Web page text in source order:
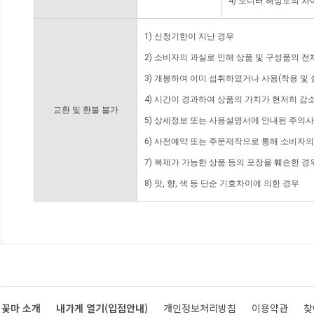
교환 및 환불 불가
1) 신청기한이 지난 경우
2) 소비자의 과실로 인해 상품 및 구성품의
3) 개봉하여 이미 섭취하였거나 사용(착용 및
4) 시간이 경과하여 상품의 가치가 현저히 감
5) 상세정보 또는 사용설명서에 안내된 주의
6) 사전예약 또는 주문제작으로 통해 소비자
7) 복제가 가능한 상품 등의 포장을 훼손한 경
8) 맛, 향, 색 등 단순 기호차이에 의한 경우
꽃마 소개 내가게 열기(입점안내) 개인정보처리방침 이용약관